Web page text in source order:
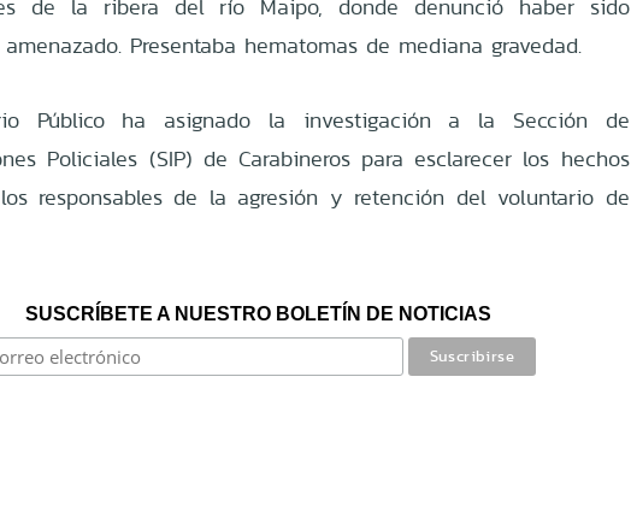
de la ribera del río Maipo, donde denunció haber sido
Presentaba hematomas de mediana gravedad.
Público ha asignado la investigación a la Sección de
Policiales (SIP) de Carabineros para esclarecer los hechos
responsables de la agresión y retención del voluntario de
SUSCRÍBETE A NUESTRO BOLETÍN DE NOTICIAS